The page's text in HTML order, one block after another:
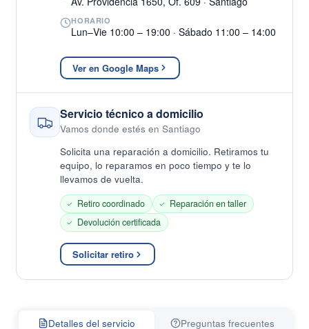
HORARIO
Lun–Vie 10:00 – 19:00 · Sábado 11:00 – 14:00
Ver en Google Maps
Servicio técnico a domicilio
Vamos donde estés en Santiago
Solicita una reparación a domicilio. Retiramos tu
equipo, lo reparamos en poco tiempo y te lo
llevamos de vuelta.
Retiro coordinado
Reparación en taller
Devolución certificada
Solicitar retiro
Detalles del servicio Preguntas frecuentes